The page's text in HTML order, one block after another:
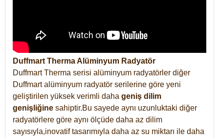
Duffmart Therma Alüminyum Radyatör
Duffmart Therma serisi alüminyum radyatörler diğer
Duffmart alüminyum radyatör serilerine göre yeni
geliştirilen yüksek verimli daha geniş dilim
genişliğine sahiptir.Bu sayede aynı uzunluktaki diğer
radyatörlere göre aynı ölçüde daha az dilim
sayısıyla,inovatif tasarımıyla daha az su miktarı ile daha